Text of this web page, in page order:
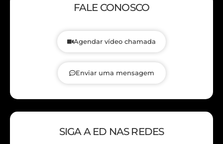
FALE CONOSCO
Agendar vídeo chamada
Enviar uma mensagem
SIGA A ED NAS REDES